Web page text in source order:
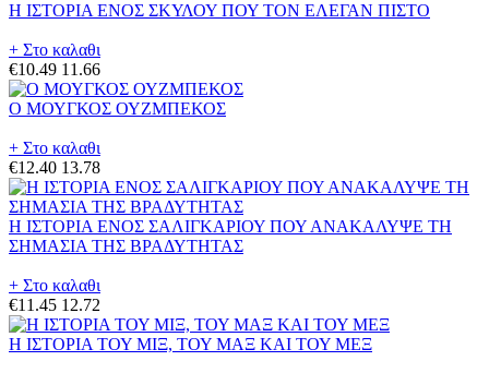
Η ΙΣΤΟΡΙΑ ΕΝΟΣ ΣΚΥΛΟΥ ΠΟΥ ΤΟΝ ΕΛΕΓΑΝ ΠΙΣΤΟ
+ Στο καλαθι
€10.49 11.66
Ο ΜΟΥΓΚΟΣ ΟΥΖΜΠΕΚΟΣ
+ Στο καλαθι
€12.40 13.78
Η ΙΣΤΟΡΙΑ ΕΝΟΣ ΣΑΛΙΓΚΑΡΙΟΥ ΠΟΥ ΑΝΑΚΑΛΥΨΕ ΤΗ
ΣΗΜΑΣΙΑ ΤΗΣ ΒΡΑΔΥΤΗΤΑΣ
+ Στο καλαθι
€11.45 12.72
Η ΙΣΤΟΡΙΑ ΤΟΥ ΜΙΞ, ΤΟΥ ΜΑΞ ΚΑΙ ΤΟΥ ΜΕΞ